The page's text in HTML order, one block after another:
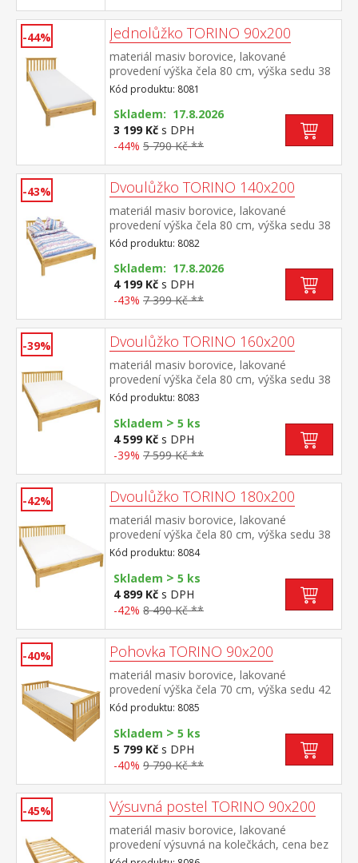
-44% Jednolůžko TORINO 90x200
materiál masiv borovice, lakované
provedení výška čela 80 cm, výška sedu 38
cm, cena bez roštu a matrace minimální
doporučená výška matrace 15 cm
doporučený rozměr matrace 90 × 200 cm a
rošt R1 doporučená nosnost do 120 kg
Kód produktu: 8081
Skladem: 17.8.2026
3 199 Kč s DPH
-44% 5 790 Kč **
-43% Dvoulůžko TORINO 140x200
materiál masiv borovice, lakované
provedení výška čela 80 cm, výška sedu 38
cm, cena bez roštu a matrace minimální
doporučená výška matrace 15 cm
doporučený rozměr matrace 140 × 200 cm
a rošt R3 doporučená nosnost do 120 kg
na každé polovině postele
Kód produktu: 8082
Skladem: 17.8.2026
4 199 Kč s DPH
-43% 7 399 Kč **
-39% Dvoulůžko TORINO 160x200
materiál masiv borovice, lakované
provedení výška čela 80 cm, výška sedu 38
cm, cena bez roštu a matrace minimální
doporučená výška matrace 15 cm
doporučený rozměr matrace 160 × 200 cm
nebo 2 kusy 80 × 200 cm a rošt R2
doporučená nosnost do 120 kg na každé
Kód produktu: 8083
Skladem > 5 ks
4 599 Kč s DPH
-39% 7 599 Kč **
-42% Dvoulůžko TORINO 180x200
materiál masiv borovice, lakované
provedení výška čela 80 cm, výška sedu 38
cm, cena bez roštu a matrace minimální
doporučená výška matrace 15
cm doporučený rozměr matrace 180 × 200
cm nebo 2 kusy 90 × 200 cm a rošt R4
nebo 2 kusy R1 doporučená nosnost do
Kód produktu: 8084
Skladem > 5 ks
4 899 Kč s DPH
-42% 8 490 Kč **
-40% Pohovka TORINO 90x200
materiál masiv borovice, lakované
provedení výška čela 70 cm, výška sedu 42
cm, cena bez roštu a matrace minimální
doporučená výška matrace 15
cm doporučený rozměr matrace 90 × 200
cm a rošt R1 k pohovce možno dokoupit
výsuvnou přistýlku TORINO 8086 nebo
Kód produktu: 8085
Skladem > 5 ks
5 799 Kč s DPH
-40% 9 790 Kč **
-45% Výsuvná postel TORINO 90x200
materiál masiv borovice, lakované
provedení výsuvná na kolečkách, cena bez
matrace maximální doporučená výška